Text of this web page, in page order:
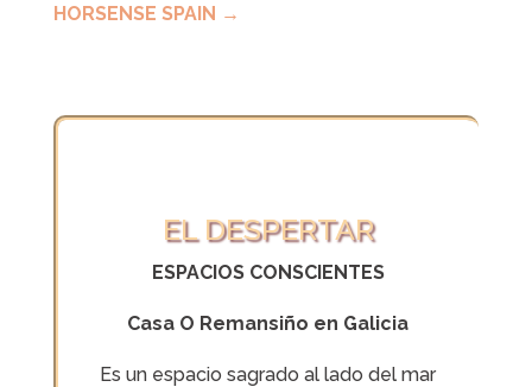
HORSENSE SPAIN →
EL DESPERTAR
ESPACIOS CONSCIENTES
Casa O Remansiño en Galicia
Es un espacio sagrado al lado del mar